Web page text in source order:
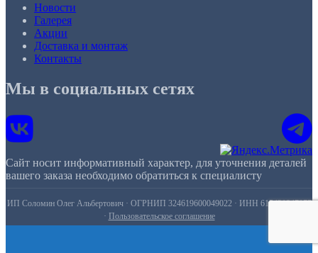
Новости
Галерея
Акции
Доставка и монтаж
Контакты
Мы в социальных сетях
Сайт носит информативный характер, для уточнения деталей
вашего заказа необходимо обратиться к специалисту
ИП Соломин Олег Альбертович · ОГРНИП 324619600049022 · ИНН 615421947977
· Пользовательское соглашение